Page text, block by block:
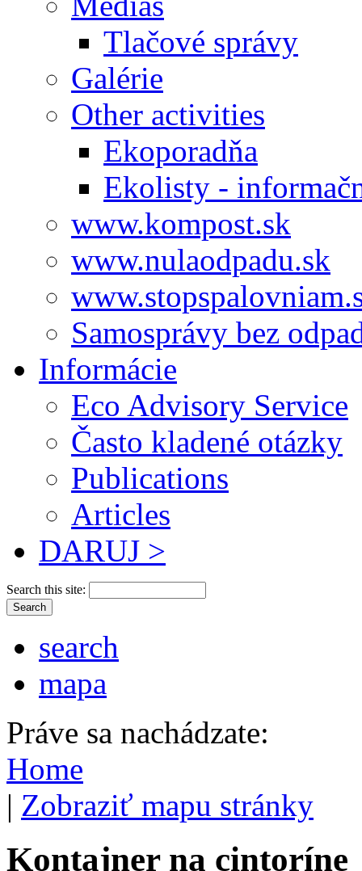
Tlačové správy
Galérie
Other activities
Ekoporadňa
Ekolisty -
www.kompost.sk
www.nulaodpadu.sk
Samosprávy bez
Informácie
Eco Advisory Service
Často kladené otázky
Publications
Articles
DARUJ >
Search this site:
search
mapa
Práve sa nachádzate:
Home
| Zobraziť mapu stránky
Kontajner na cintoríne